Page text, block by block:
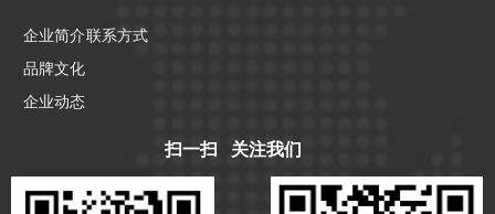
企业简介
品牌文化
企业动态
联系方式
扫一扫 关注我们